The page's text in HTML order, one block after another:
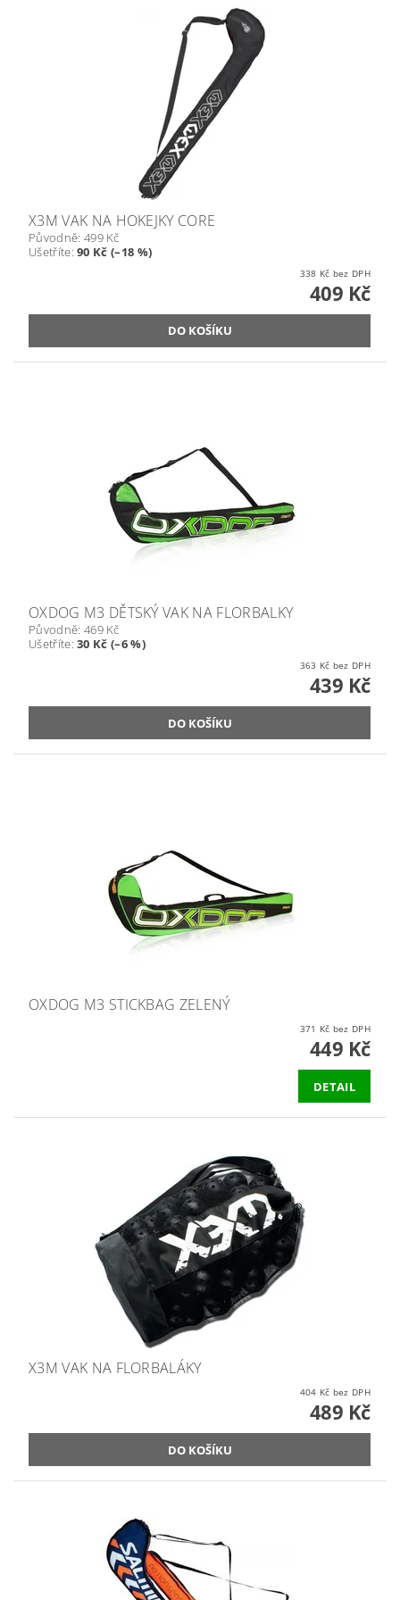
X3M VAK NA HOKEJKY CORE
Původně: 499 Kč
Ušetříte:90 Kč (–18 %)
338 Kč bez DPH
409 Kč
OXDOG M3 DĚTSKÝ VAK NA FLORBALKY
Původně: 469 Kč
Ušetříte:30 Kč (–6 %)
363 Kč bez DPH
439 Kč
OXDOG M3 STICKBAG ZELENÝ
371 Kč bez DPH
449 Kč
DETAIL
X3M VAK NA FLORBALÁKY
404 Kč bez DPH
489 Kč